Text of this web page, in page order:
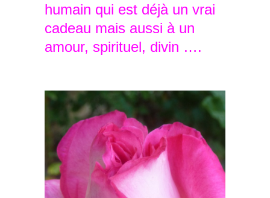
humain qui est déjà un vrai
cadeau mais aussi à un
amour, spirituel, divin ….